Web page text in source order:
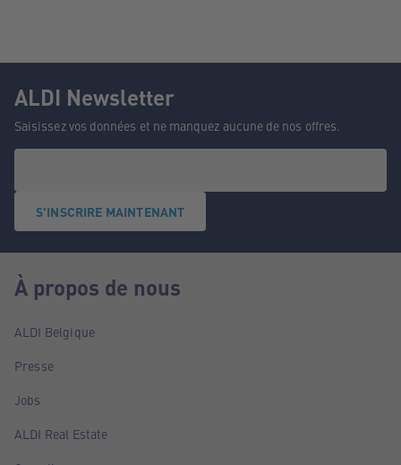
ALDI Newsletter
Saisissez vos données et ne manquez aucune de nos offres.
S'INSCRIRE MAINTENANT
À propos de nous
ALDI Belgique
Presse
Jobs
ALDI Real Estate